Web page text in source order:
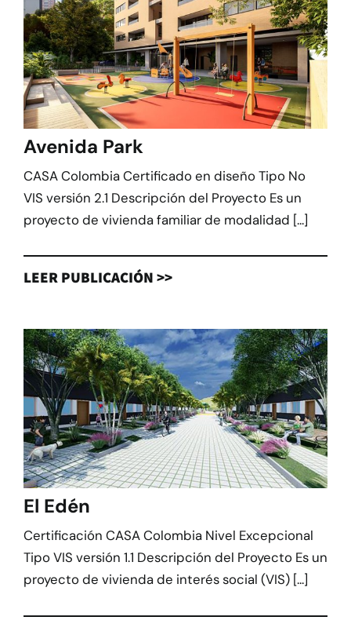
Avenida Park
CASA Colombia Certificado en diseño Tipo No
VIS versión 2.1 Descripción del Proyecto Es un
proyecto de vivienda familiar de modalidad [...]
LEER PUBLICACIÓN >>
El Edén
Certificación CASA Colombia Nivel Excepcional
Tipo VIS versión 1.1 Descripción del Proyecto Es un
proyecto de vivienda de interés social (VIS) [...]